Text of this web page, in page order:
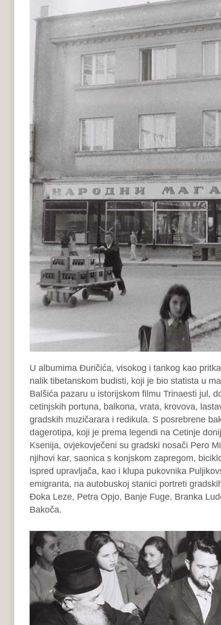
U albumima Đuričića, visokog i tankog kao
nalik tibetanskom budisti, koji je bio statista u
Balšića pazaru u istorijskom filmu Trinaesti jul,
cetinjskih portuna, balkona, vrata, krovova,
gradskih muzičarara i redikula. S posrebrene
dagerotipa, koji je prema legendi na Cetinje
Ksenija, ovjekovječeni su gradski nosači Pero
njihovi kar, saonica s konjskom zapregom,
ispred upravljača, kao i klupa pukovnika
emigranta, na autobuskoj stanici portreti
Đoka Leze, Petra Opjo, Banje Fuge, Branka
Bakoča.